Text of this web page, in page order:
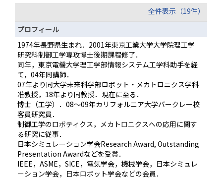
全件表示（19件）
プロフィール
1974年長野県生まれ．2001年東京工業大学大学院理工学
研究科制御工学専攻博士後期課程修了．
同年，東京電機大学理工学部情報システム工学科助手を経
て，04年同講師．
07年より同大学未来科学部ロボット・メカトロニクス学科
准教授，18年より同教授．現在に至る．
博士（工学）．08～09年カリフォルニア大学バークレー校
客員研究員．
制御工学のロボティクス，メカトロニクスへの応用に関す
る研究に従事．
日本シミュレーション学会Research Award, Outstanding
Presentation Awardなどを受賞．
IEEE，ASME，SICE，電気学会，機械学会，日本シミュレ
ーション学会，日本ロボット学会などの会員．